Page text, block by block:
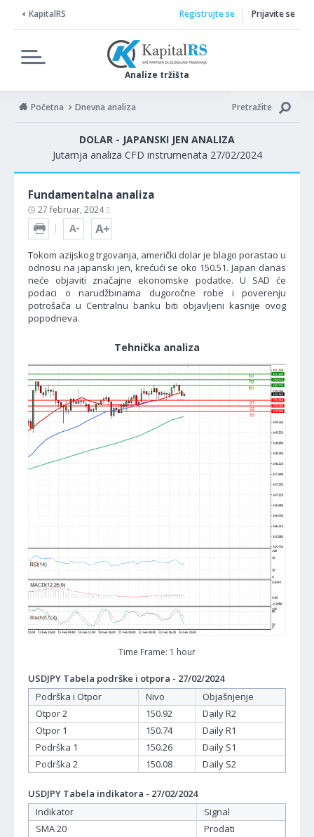
KapitalRS
Analize tržišta
Registrujte se Prijavite se
Početna Dnevna analiza Pretražite
DOLAR - JAPANSKI JEN ANALIZA
Jutarnja analiza CFD instrumenata 27/02/2024
Fundamentalna analiza
27 februar, 2024
Tokom azijskog trgovanja, američki dolar je blago porastao u
odnosu na japanski jen, krećući se oko 150.51. Japan danas
neće objaviti značajne ekonomske podatke. U SAD će
podaci o narudžbinama dugoročne robe i poverenju
potrošača u Centralnu banku biti objavljeni kasnije ovog
popodneva.
Tehnička analiza
Time Frame: 1 hour
USDJPY Tabela podrške i otpora - 27/02/2024
Podrška i Otpor
Nivo
Objašnjenje
Otpor 2
150.92
Daily R2
Otpor 1
150.74
Daily R1
Podrška 1
150.26
Daily S1
Podrška 2
150.08 Daily S2
USDJPY Tabela indikatora - 27/02/2024
Indikator
Signal
SMA 20
Prodati